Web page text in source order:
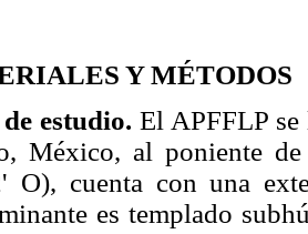
Y MÉTODOS
estudio. El APFFLP
México, al poniente
O), cuenta con una
es templado